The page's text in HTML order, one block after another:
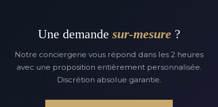
Une demande sur-mesure ?
Notre conciergerie vous répond dans les 2 heures
avec une proposition entièrement personnalisée.
Discrétion absolue garantie.